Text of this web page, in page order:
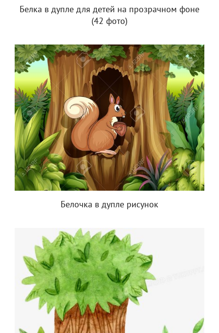
Белка в дупле для детей на прозрачном фоне
(42 фото)
Белочка в дупле рисунок